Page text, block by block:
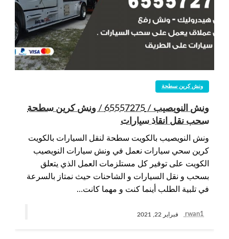
ونش كرين سطحة
ونش النويصيب / 65557275 / ونش كرين سطحة
سحب نقل انقاذ سيارات
ونش النويصيب بالكويت سطحة لنقل السيارات بالكويت
كرين سحي سيارات نعمل في ونش سيارات النويصيب
الكويت على توفير كل مستلزمات العمل الذي يتعلق
بسحب و نقل السيارات و الشاحنات حيث نمتاز بالسرعة
في تلبية الطلب أينما كنت و مهما كانت…
rwan1 فبراير 22, 2021